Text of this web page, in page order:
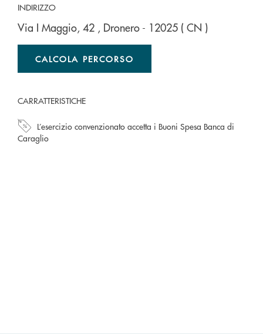
INDIRIZZO
Via I Maggio, 42 , Dronero - 12025 ( CN )
CALCOLA PERCORSO
CARRATTERISTICHE
L’esercizio convenzionato accetta i Buoni Spesa Banca di
Caraglio